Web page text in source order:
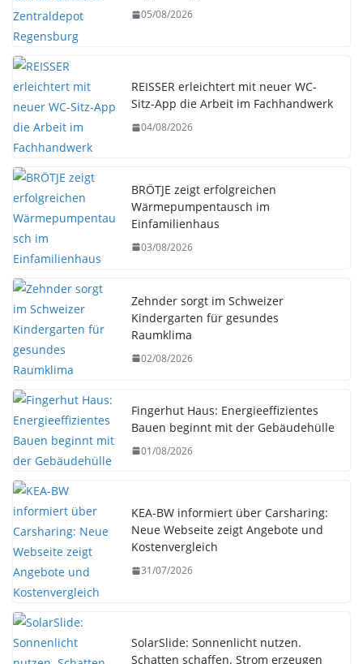
05/08/2026
REISSER erleichtert mit neuer WC-
Sitz-App die Arbeit im Fachhandwerk
04/08/2026
BRÖTJE zeigt erfolgreichen
Wärmepumpentausch im
Einfamilienhaus
03/08/2026
Zehnder sorgt im Schweizer
Kindergarten für gesundes
Raumklima
02/08/2026
Fingerhut Haus: Energieeffizientes
Bauen beginnt mit der Gebäudehülle
01/08/2026
KEA-BW informiert über Carsharing:
Neue Webseite zeigt Angebote und
Kostenvergleich
31/07/2026
SolarSlide: Sonnenlicht nutzen.
Schatten schaffen. Strom erzeugen